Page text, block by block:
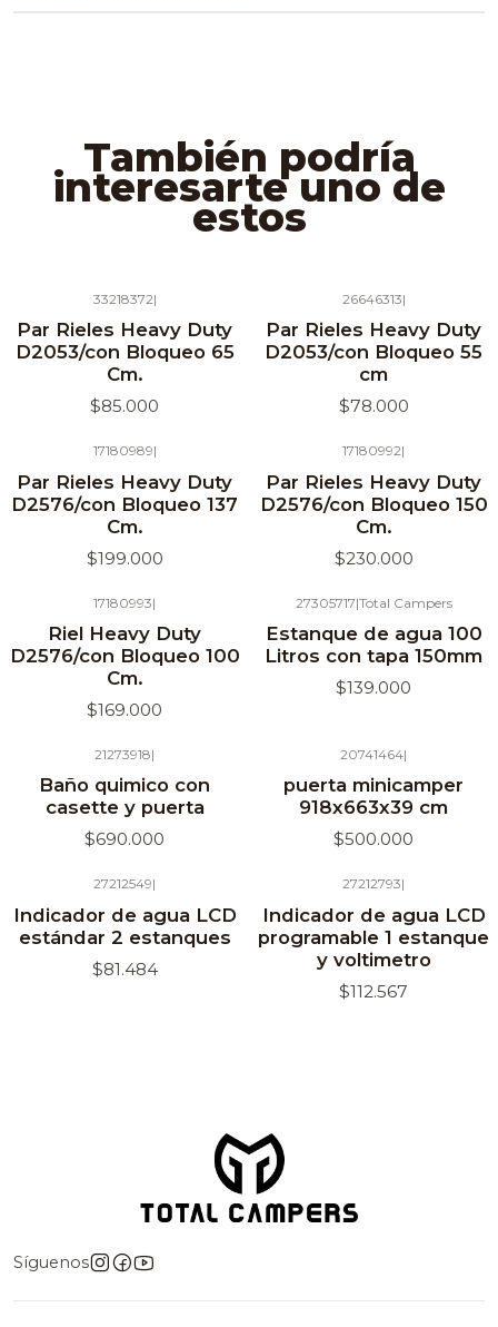
También podría
interesarte uno de
estos
33218372|
Par Rieles Heavy Duty
D2053/con Bloqueo 65
Cm.
$85.000
26646313|
Par Rieles Heavy Duty
D2053/con Bloqueo 55
cm
$78.000
17180989|
Par Rieles Heavy Duty
D2576/con Bloqueo 137
Cm.
$199.000
17180992|
Par Rieles Heavy Duty
D2576/con Bloqueo 150
Cm.
$230.000
17180993|
Riel Heavy Duty
D2576/con Bloqueo 100
Cm.
$169.000
27305717|Total Campers
Estanque de agua 100
Litros con tapa 150mm
$139.000
21273918|
Baño quimico con
casette y puerta
$690.000
20741464|
puerta minicamper
918x663x39 cm
$500.000
27212549|
Indicador de agua LCD
estándar 2 estanques
$81.484
27212793|
Indicador de agua LCD
programable 1 estanque
y voltimetro
$112.567
Síguenos